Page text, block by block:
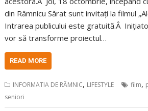
din Râmnicu Sărat sunt invitați la filmul
Intrarea publicului este gratuită.Â
vor să transforme proiectul…
READ MORE
INFORMATIA DE RÂMNIC, LIFESTYLE film,
seniori